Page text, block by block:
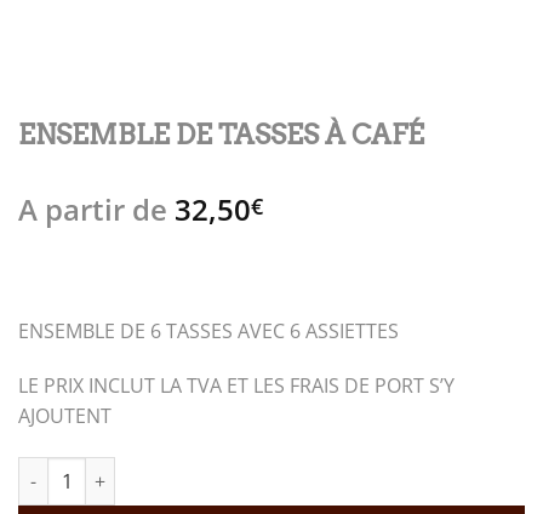
ENSEMBLE DE TASSES À CAFÉ
A partir de 32,50€
ENSEMBLE DE 6 TASSES AVEC 6 ASSIETTES
LE PRIX INCLUT LA TVA ET LES FRAIS DE PORT S’Y
AJOUTENT
quantité de ENSEMBLE DE TASSES À CAFÉ